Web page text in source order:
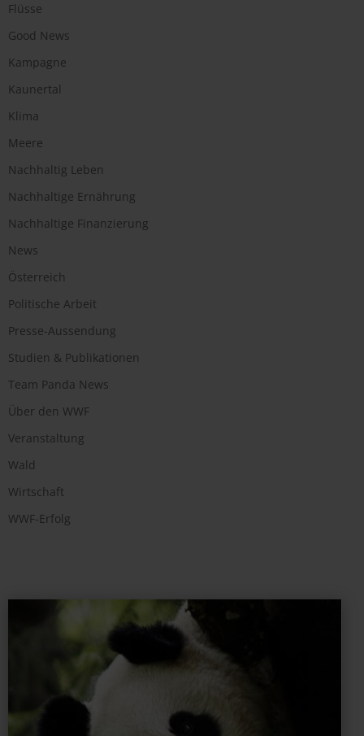
Flüsse
Good News
Kampagne
Kaunertal
Klima
Meere
Nachhaltig Leben
Nachhaltige Ernährung
Nachhaltige Finanzierung
News
Österreich
Politische Arbeit
Presse-Aussendung
Studien & Publikationen
Team Panda News
Über den WWF
Veranstaltung
Wald
Wirtschaft
WWF-Erfolg